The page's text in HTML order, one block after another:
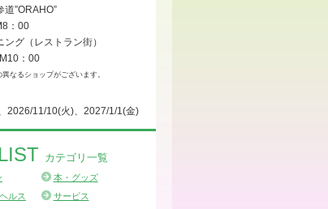
”ORAHO”
：00
グ（レストラン街）
：00
なるショップがございます。
2026/11/10(火)、2027/1/1(金)
カテゴリ一覧
本・グッズ
ルス
サービス